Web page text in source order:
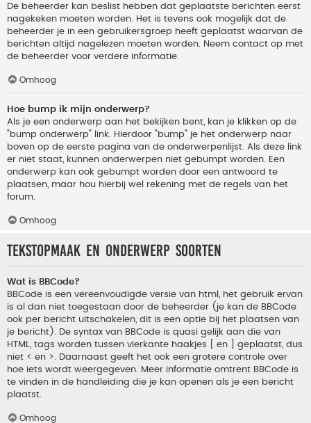
De beheerder kan beslist hebben dat geplaatste berichten eerst
nagekeken moeten worden. Het is tevens ook mogelijk dat de
beheerder je in een gebruikersgroep heeft geplaatst waarvan de
berichten altijd nagelezen moeten worden. Neem contact op met
de beheerder voor verdere informatie.
Omhoog
Hoe bump ik mijn onderwerp?
Als je een onderwerp aan het bekijken bent, kan je klikken op de
"bump onderwerp" link. Hierdoor "bump" je het onderwerp naar
boven op de eerste pagina van de onderwerpenlijst. Als deze link
er niet staat, kunnen onderwerpen niet gebumpt worden. Een
onderwerp kan ook gebumpt worden door een antwoord te
plaatsen, maar hou hierbij wel rekening met de regels van het
forum.
Omhoog
Tekstopmaak en onderwerp soorten
Wat is BBCode?
BBCode is een vereenvoudigde versie van html, het gebruik ervan
is al dan niet toegestaan door de beheerder (je kan de BBCode
ook per bericht uitschakelen, dit is een optie bij het plaatsen van
je bericht). De syntax van BBCode is quasi gelijk aan die van
HTML, tags worden tussen vierkante haakjes [ en ] geplaatst, dus
niet < en >. Daarnaast geeft het ook een grotere controle over
hoe iets wordt weergegeven. Meer informatie omtrent BBCode is
te vinden in de handleiding die je kan openen als je een bericht
plaatst.
Omhoog